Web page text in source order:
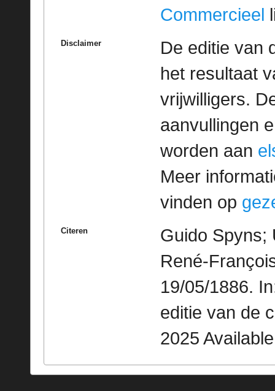
Commercieel
Disclaimer
De editie van
het resultaat
vrijwilligers.
aanvullingen
worden aan
Meer
vinden op
Citeren
Guido Spyns;
René-
19/05/1886.
editie van de
2025